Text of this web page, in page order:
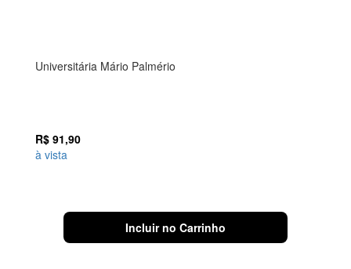
Universitária Mário Palmério
R$ 91,90
à vista
Incluir no Carrinho